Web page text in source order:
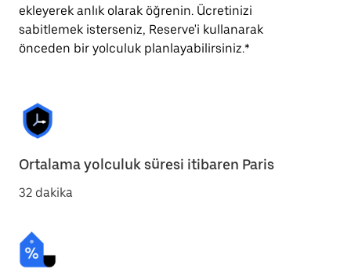
ekleyerek anlık olarak öğrenin. Ücretinizi
sabitlemek isterseniz, Reserve'i kullanarak
önceden bir yolculuk planlayabilirsiniz.*
Ortalama yolculuk süresi itibaren Paris
32 dakika